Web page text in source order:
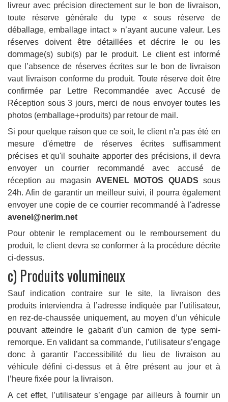
livreur avec précision directement sur le bon de livraison,
toute réserve générale du type « sous réserve de
déballage, emballage intact » n’ayant aucune valeur. Les
réserves doivent être détaillées et décrire le ou les
dommage(s) subi(s) par le produit. Le client est informé
que l’absence de réserves écrites sur le bon de livraison
vaut livraison conforme du produit. Toute réserve doit être
confirmée par Lettre Recommandée avec Accusé de
Réception sous 3 jours, merci de nous envoyer toutes les
photos (emballage+produits) par retour de mail.
Si pour quelque raison que ce soit, le client n'a pas été en
mesure d'émettre de réserves écrites suffisamment
précises et qu'il souhaite apporter des précisions, il devra
envoyer un courrier recommandé avec accusé de
réception au magasin AVENEL MOTOS QUADS sous
24h. Afin de garantir un meilleur suivi, il pourra également
envoyer une copie de ce courrier recommandé à l'adresse
avenel@nerim.net
Pour obtenir le remplacement ou le remboursement du
produit, le client devra se conformer à la procédure décrite
ci-dessus.
c) Produits volumineux
Sauf indication contraire sur le site, la livraison des
produits interviendra à l’adresse indiquée par l’utilisateur,
en rez-de-chaussée uniquement, au moyen d’un véhicule
pouvant atteindre le gabarit d'un camion de type semi-
remorque. En validant sa commande, l’utilisateur s’engage
donc à garantir l’accessibilité du lieu de livraison au
véhicule défini ci-dessus et à être présent au jour et à
l’heure fixée pour la livraison.
A cet effet, l’utilisateur s’engage par ailleurs à fournir un